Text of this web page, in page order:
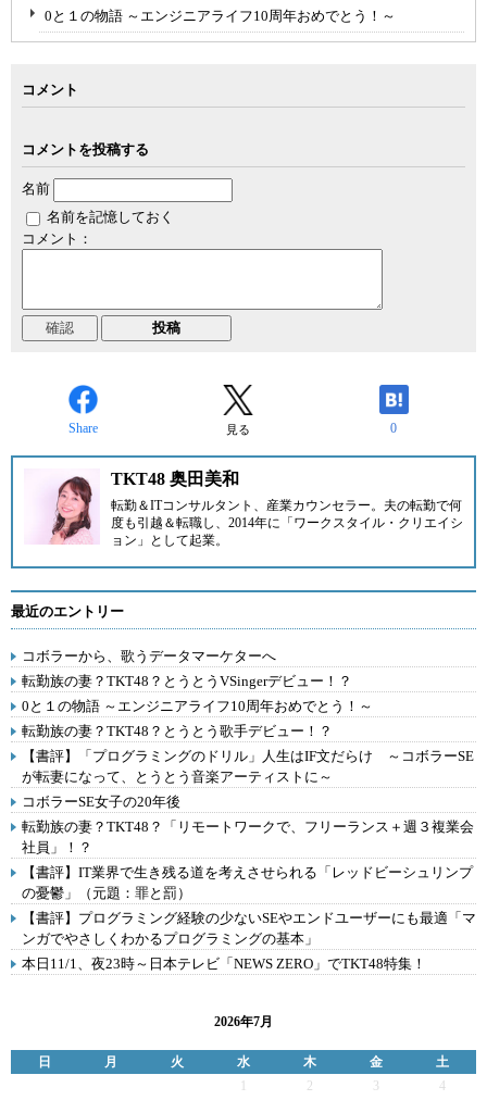
0と１の物語 ～エンジニアライフ10周年おめでとう！～
コメント
コメントを投稿する
名前
名前を記憶しておく
コメント：
Share 見る 0
TKT48 奥田美和
転勤＆ITコンサルタント、産業カウンセラー。夫の転勤で何
度も引越＆転職し、2014年に「ワークスタイル・クリエイシ
ョン 」として起業。
最近のエントリー
コボラーから、歌うデータマーケターへ
転勤族の妻？TKT48？とうとうVSingerデビュー！？
0と１の物語 ～エンジニアライフ10周年おめでとう！～
転勤族の妻？TKT48？とうとう歌手デビュー！？
【書評】「プログラミングのドリル」人生はIF文だらけ ～コボラーSE
が転妻になって、とうとう音楽アーティストに～
コボラーSE女子の20年後
転勤族の妻？TKT48？「リモートワークで、フリーランス＋週３複業会
社員」！？
【書評】IT業界で生き残る道を考えさせられる「レッドビーシュリンプ
の憂鬱」（元題：罪と罰）
【書評】プログラミング経験の少ないSEやエンドユーザーにも最適「マ
ンガでやさしくわかるプログラミングの基本」
本日11/1、夜23時～日本テレビ「NEWS ZERO」でTKT48特集！
2026年7月
日 月 火 水 木 金
土
1
2 3
4